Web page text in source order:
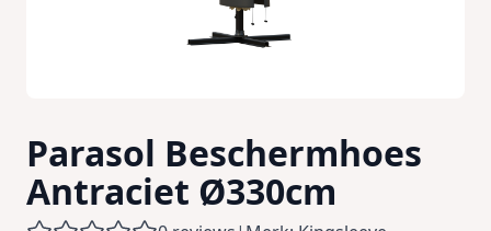
Parasol Beschermhoes
Antraciet Ø330cm